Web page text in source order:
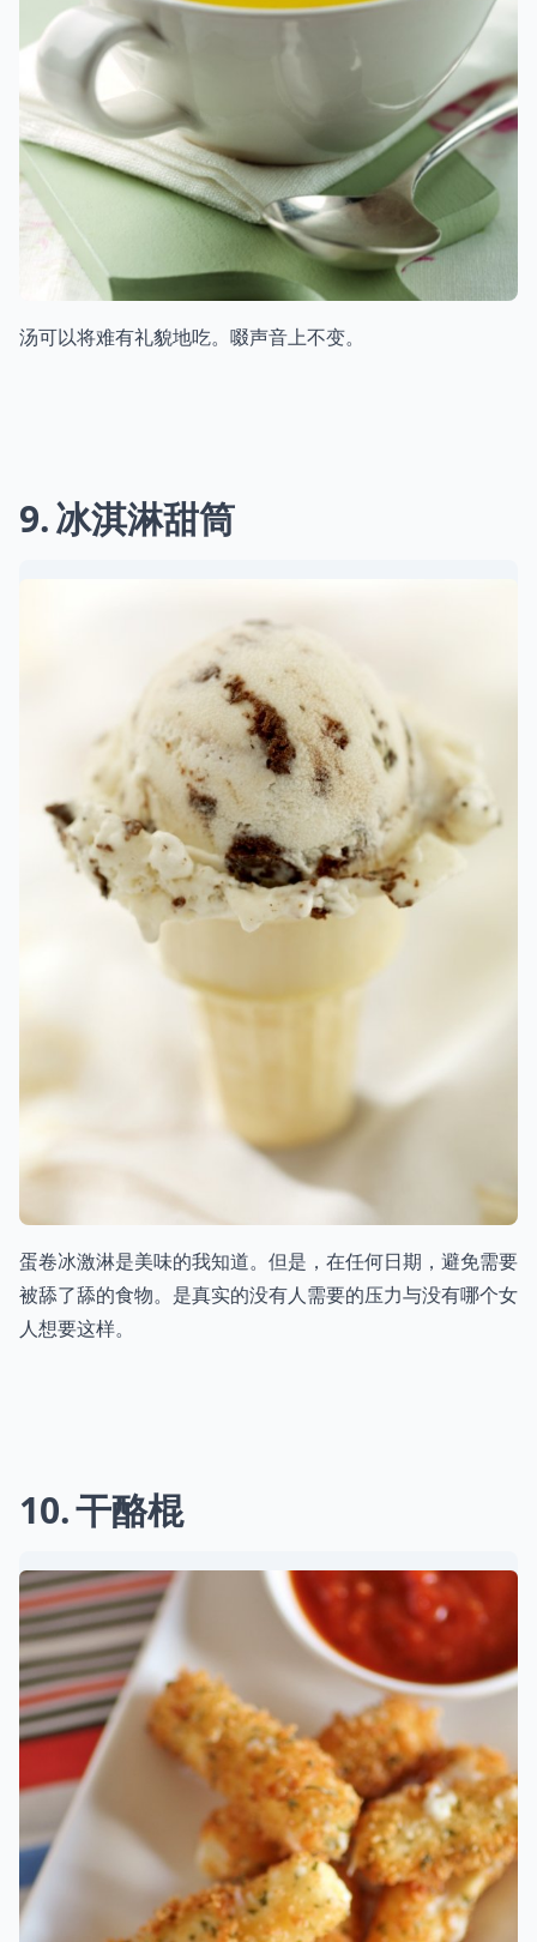
汤可以将难有礼貌地吃。啜声音上不变。
9 冰淇淋甜筒
蛋卷冰激淋是美味的我知道。但是，在任何日期，避免需要
被舔了舔的食物。是真实的没有人需要的压力与没有哪个女
人想要这样。
10 干酪棍